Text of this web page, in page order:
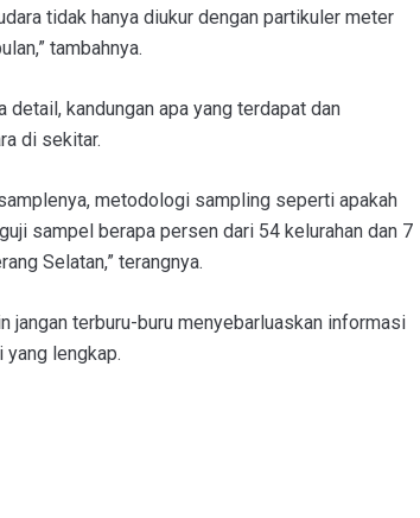
tidak hanya diukur dengan partikuler meter
tambahnya.
detail, kandungan apa yang terdapat dan
di sekitar.
metodologi sampling seperti apakah
sampel berapa persen dari 54 kelurahan dan 7
Selatan,” terangnya.
jangan terburu-buru menyebarluaskan informasi
yang lengkap.